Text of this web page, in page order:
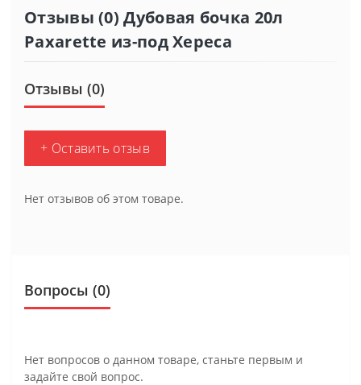
Отзывы (0) Дубовая бочка 20л
Paxarette из-под Хереса
Отзывы (0)
+ Оставить отзыв
Нет отзывов об этом товаре.
Вопросы (0)
Нет вопросов о данном товаре, станьте первым и
задайте свой вопрос.